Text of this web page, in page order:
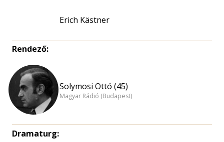
Erich Kästner
Rendező:
Solymosi Ottó (45)
Magyar Rádió (Budapest)
Dramaturg: